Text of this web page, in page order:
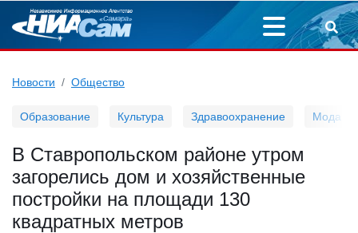
Новости Общество
Образование Культура Здравоохранение Мода
В Ставропольском районе утром
загорелись дом и хозяйственные
постройки на площади 130
квадратных метров